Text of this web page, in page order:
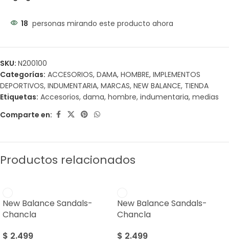
18 personas mirando este producto ahora
SKU: N200100
Categorías: ACCESORIOS, DAMA, HOMBRE, IMPLEMENTOS
DEPORTIVOS, INDUMENTARIA, MARCAS, NEW BALANCE, TIENDA
Etiquetas: Accesorios, dama, hombre, indumentaria, medias
Comparte en:
Productos relacionados
New Balance Sandals-
Chancla
$ 2.499
New Balance Sandals-
Chancla
$ 2.499